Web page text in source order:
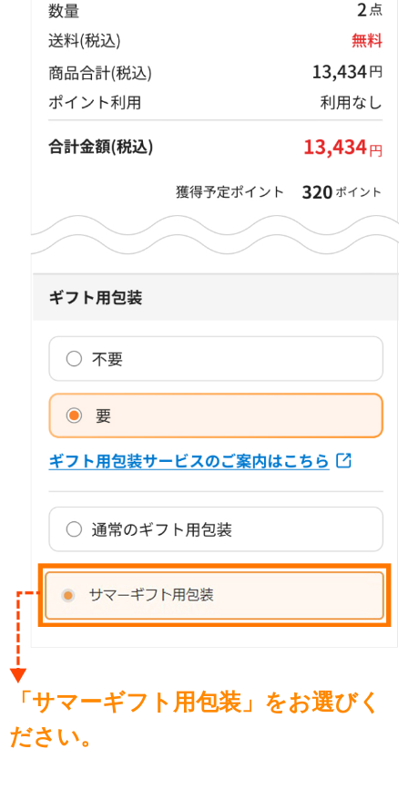
「サマーギフト用包装」をお選びく
ださい。